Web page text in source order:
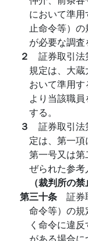
において準
止命令等）
が必要な調査
２ 証券取引
規定は、大
おいて準用
より当該職
する。
３ 証券取引
定は、第一
第一号又は
ぜられた参考
（裁判所の
第三十条 証券
命令等）の
く命令に違